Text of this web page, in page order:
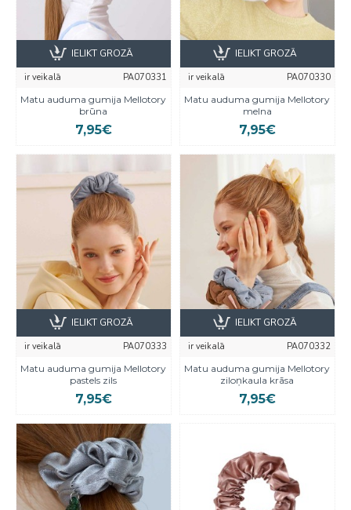
ir veikalā
PA070331
Matu auduma gumija Mellotory
brūna
7,95€
IELIKT GROZĀ
ir veikalā
PA070330
Matu auduma gumija Mellotory
melna
7,95€
IELIKT GROZĀ
ir veikalā
PA070333
Matu auduma gumija Mellotory
pastels zils
7,95€
IELIKT GROZĀ
ir veikalā
PA070332
Matu auduma gumija Mellotory
ziloņkaula krāsa
7,95€
IELIKT GROZĀ